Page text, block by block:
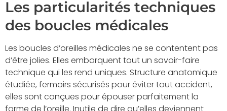
Les particularités techniques
des boucles médicales
Les boucles d’oreilles médicales ne se contentent pas
d’être jolies. Elles embarquent tout un savoir-faire
technique qui les rend uniques. Structure anatomique
étudiée, fermoirs sécurisés pour éviter tout accident,
elles sont conçues pour épouser parfaitement la
forme de l’oreille. Inutile de dire qu’elles deviennent